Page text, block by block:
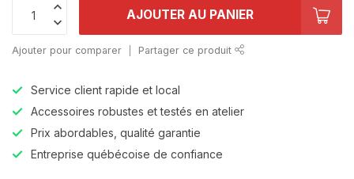
AJOUTER AU PANIER
Ajouter pour comparer Partager ce produit
Service client rapide et local
Accessoires robustes et testés en atelier
Prix abordables, qualité garantie
Entreprise québécoise de confiance